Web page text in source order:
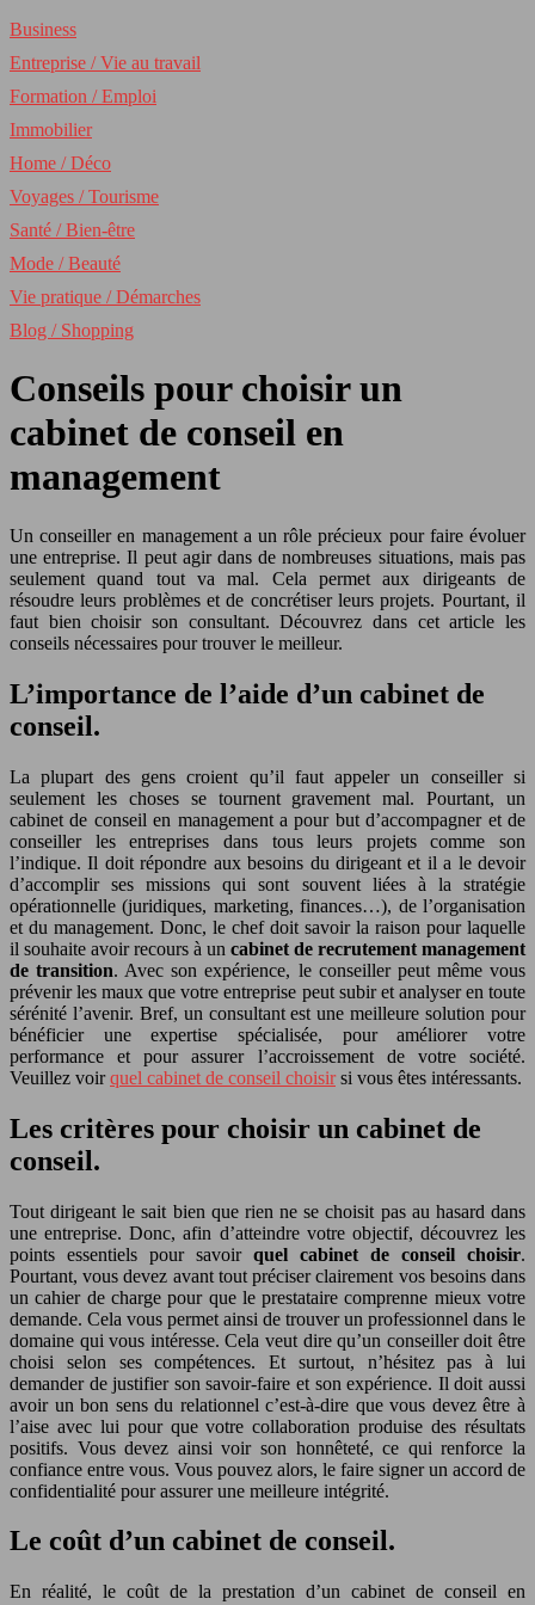
Business
Entreprise / Vie au travail
Formation / Emploi
Immobilier
Home / Déco
Voyages / Tourisme
Santé / Bien-être
Mode / Beauté
Vie pratique / Démarches
Blog / Shopping
Conseils pour choisir un
cabinet de conseil en
management
Un conseiller en management a un rôle précieux pour faire évoluer
une entreprise. Il peut agir dans de nombreuses situations, mais pas
seulement quand tout va mal. Cela permet aux dirigeants de
résoudre leurs problèmes et de concrétiser leurs projets. Pourtant, il
faut bien choisir son consultant. Découvrez dans cet article les
conseils nécessaires pour trouver le meilleur.
L’importance de l’aide d’un cabinet de
conseil.
La plupart des gens croient qu’il faut appeler un conseiller si
seulement les choses se tournent gravement mal. Pourtant, un
cabinet de conseil en management a pour but d’accompagner et de
conseiller les entreprises dans tous leurs projets comme son
l’indique. Il doit répondre aux besoins du dirigeant et il a le devoir
d’accomplir ses missions qui sont souvent liées à la stratégie
opérationnelle (juridiques, marketing, finances…), de l’organisation
et du management. Donc, le chef doit savoir la raison pour laquelle
il souhaite avoir recours à un cabinet de recrutement management
de transition. Avec son expérience, le conseiller peut même vous
prévenir les maux que votre entreprise peut subir et analyser en toute
sérénité l’avenir. Bref, un consultant est une meilleure solution pour
bénéficier une expertise spécialisée, pour améliorer votre
performance et pour assurer l’accroissement de votre société.
Veuillez voirquel cabinet de conseil choisir si vous êtes intéressants.
Les critères pour choisir un cabinet de
conseil.
Tout dirigeant le sait bien que rien ne se choisit pas au hasard dans
une entreprise. Donc, afin d’atteindre votre objectif, découvrez les
points essentiels pour savoir quel cabinet de conseil choisir.
Pourtant, vous devez avant tout préciser clairement vos besoins dans
un cahier de charge pour que le prestataire comprenne mieux votre
demande. Cela vous permet ainsi de trouver un professionnel dans le
domaine qui vous intéresse. Cela veut dire qu’un conseiller doit être
choisi selon ses compétences. Et surtout, n’hésitez pas à lui
demander de justifier son savoir-faire et son expérience. Il doit aussi
avoir un bon sens du relationnel c’est-à-dire que vous devez être à
l’aise avec lui pour que votre collaboration produise des résultats
positifs. Vous devez ainsi voir son honnêteté, ce qui renforce la
confiance entre vous. Vous pouvez alors, le faire signer un accord de
confidentialité pour assurer une meilleure intégrité.
Le coût d’un cabinet de conseil.
En réalité, le coût de la prestation d’un cabinet de conseil en